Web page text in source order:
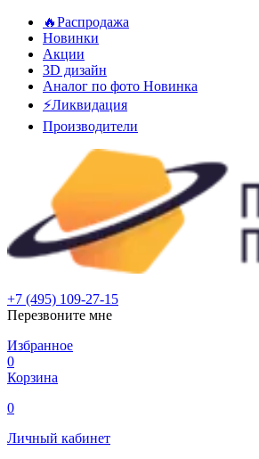
🔥Распродажа
Новинки
Акции
3D дизайн
Аналог по фото Новинка
⚡Ликвидация
Производители
+7 (495) 109-27-15
Перезвоните мне
Избранное
0
Корзина
0
Личный кабинет